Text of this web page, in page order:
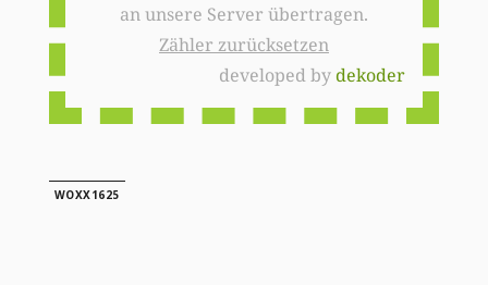
an unsere Server übertragen.
Zähler zurücksetzen
developed bydekoder
WOXX1625